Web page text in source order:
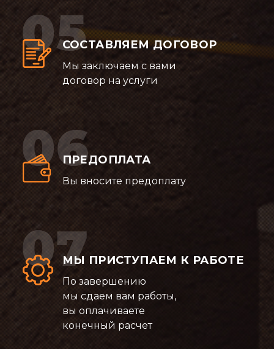
СОСТАВЛЯЕМ ДОГОВОР
Мы заключаем с вами
договор на услуги
ПРЕДОПЛАТА
Вы вносите предоплату
МЫ ПРИСТУПАЕМ К РАБОТЕ
По завершению
мы сдаем вам работы,
вы оплачиваете
конечный расчет